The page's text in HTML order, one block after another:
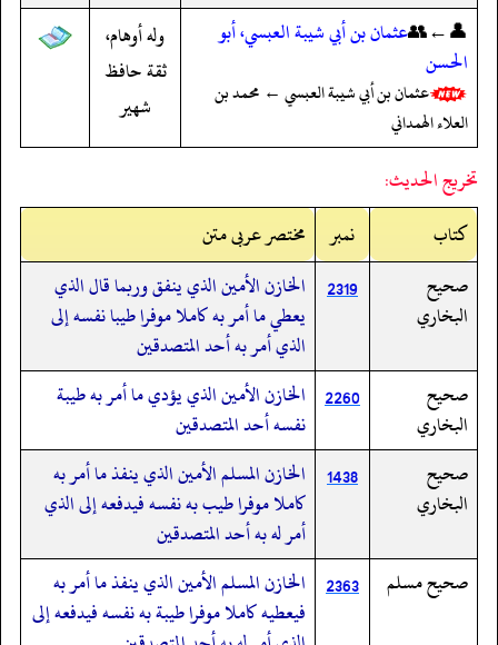
👤←👥عثمان بن أبي شيبة العبسي، أبو
الحسن
عثمان بن أبي شيبة العبسي ← محمد بن
العلاء الهمداني
وله أوهام،
ثقة حافظ
شهير
تخريج الحديث:
کتاب
نمبر
مختصر عربی متن
صحيح
البخاري
2319
الخازن الأمين الذي ينفق وربما قال الذي
يعطي ما أمر به كاملا موفرا طيبا نفسه إلى
الذي أمر به أحد المتصدقين
صحيح
البخاري
2260 الخازن الأمين الذي يؤدي ما أمر به طيبة
نفسه أحد المتصدقين
صحيح
البخاري
1438
الخازن المسلم الأمين الذي ينفذ ما أمر به
كاملا موفرا طيب به نفسه فيدفعه إلى الذي
أمر له به أحد المتصدقين
صحيح مسلم
2363 الخازن المسلم الأمين الذي ينفذ ما أمر به
فيعطيه كاملا موفرا طيبة به نفسه فيدفعه إلى